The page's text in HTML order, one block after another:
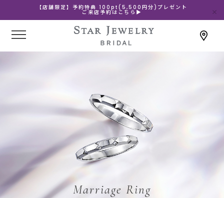
【店舗限定】予約特典 100pt(5,500円分)プレゼント
ご来店予約はこちら▶
Marriage Ring